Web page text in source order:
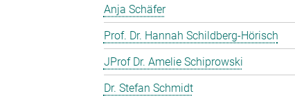
Anja Schäfer
Prof. Dr. Hannah Schildberg-Hörisch
JProf Dr. Amelie Schiprowski
Dr. Stefan Schmidt